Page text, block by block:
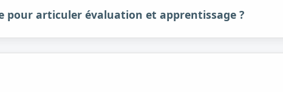
pour articuler évaluation et apprentissage ?